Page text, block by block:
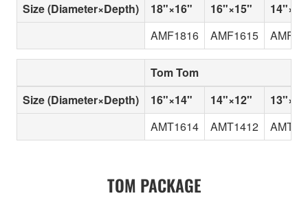
Size (Diameter×Depth)
18"×16" 16"×15"
AMF1816
AMF1615
Tom Tom
Size (Diameter×Depth)
16"×14" 14"×12"
AMT1614
AMT1412
TOM PACKAGE